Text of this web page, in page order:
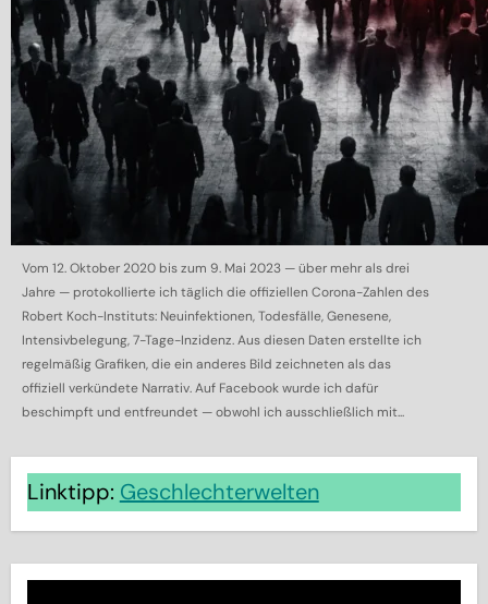
Vom 12. Oktober 2020 bis zum 9. Mai 2023 — über mehr als drei
Jahre — protokollierte ich täglich die offiziellen Corona-Zahlen des
Robert Koch-Instituts: Neuinfektionen, Todesfälle, Genesene,
Intensivbelegung, 7-Tage-Inzidenz. Aus diesen Daten erstellte ich
regelmäßig Grafiken, die ein anderes Bild zeichneten als das
offiziell verkündete Narrativ. Auf Facebook wurde ich dafür
beschimpft und entfreundet — obwohl ich ausschließlich mit...
Linktipp: Geschlechterwelten